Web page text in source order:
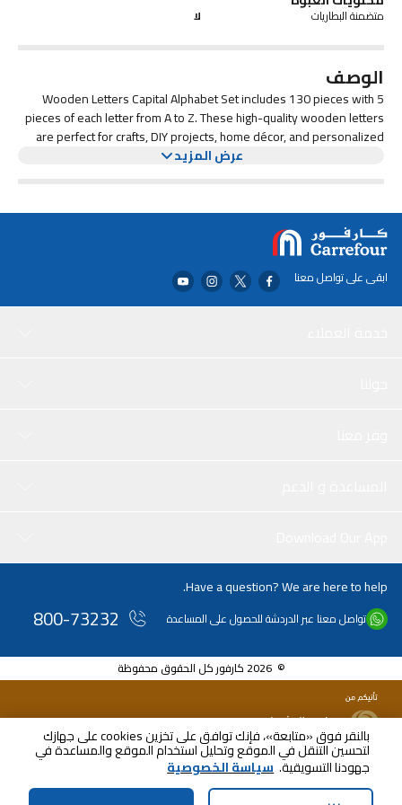
بالنقر فوق «متابعة»، فإنك توافق على تخزين cookies على جهازك
لتحسين التنقل في الموقع وتحليل استخدام الموقع والمساعدة في
جهودنا التسويقية. سياسة الخصوصية
متضمنة البطاريات لا
الوصف
Wooden Letters Capital Alphabet Set includes 130 pieces with 5
pieces of each letter from A to Z. These high-quality wooden letters
are perfect for crafts, DIY projects, home décor, and personalized
decorations. Ideal for creating custom signs, name boards, art
creative touch to any project or gift.
عرض المزيد
AED54.90
شامل ضريبة القيمة المضافة
ابقى على تواصل معنا
Have a question? We are here to help.
تواصل معنا عبر الدردشة للحصول على المساعدة 800-73232
© 2026 كارفور كل الحقوق محفوظة